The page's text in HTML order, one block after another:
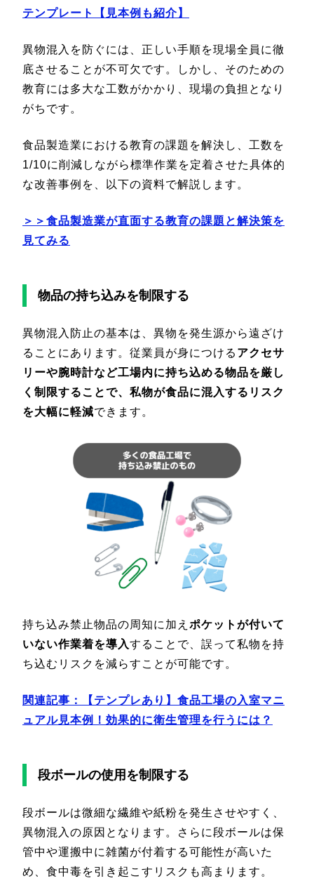
テンプレート【見本例も紹介】
異物混入を防ぐには、正しい手順を現場全員に徹
底させることが不可欠です。しかし、そのための
教育には多大な工数がかかり、現場の負担となり
がちです。
食品製造業における教育の課題を解決し、工数を
1/10に削減しながら標準作業を定着させた具体的
な改善事例を、以下の資料で解説します。
＞＞食品製造業が直面する教育の課題と解決策を
見てみる
物品の持ち込みを制限する
異物混入防止の基本は、異物を発生源から遠ざけ
ることにあります。従業員が身につける アクセサ
リーや腕時計など工場内に持ち込める物品を厳し
く制限することで、私物が食品に混入するリスク
を大幅に軽減できます。
持ち込み禁止物品の周知に加え ポケットが付いて
いない作業着を導入することで、誤って私物を持
ち込むリスクを減らすことが可能です。
関連記事：【テンプレあり】食品工場の入室マニ
ュアル見本例！効果的に衛生管理を行うには？
段ボールの使用を制限する
段ボールは微細な繊維や紙粉を発生させやすく、
異物混入の原因となります。さらに段ボールは保
管中や運搬中に雑菌が付着する可能性が高いた
め、食中毒を引き起こすリスクも高まります。